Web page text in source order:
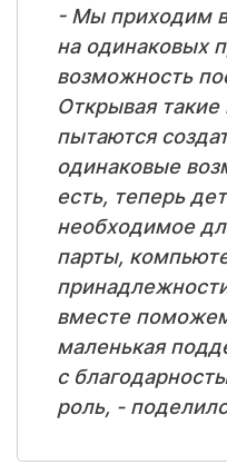
- Мы приходим
на одинаковых
возможность
Открывая
пытаются
одинаковые
есть, теперь
необходимое
парты,
вместе
маленькая
с
роль, -